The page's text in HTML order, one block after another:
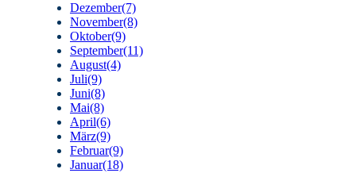
Dezember(7)
November(8)
Oktober(9)
September(11)
August(4)
Juli(9)
Juni(8)
Mai(8)
April(6)
März(9)
Februar(9)
Januar(18)